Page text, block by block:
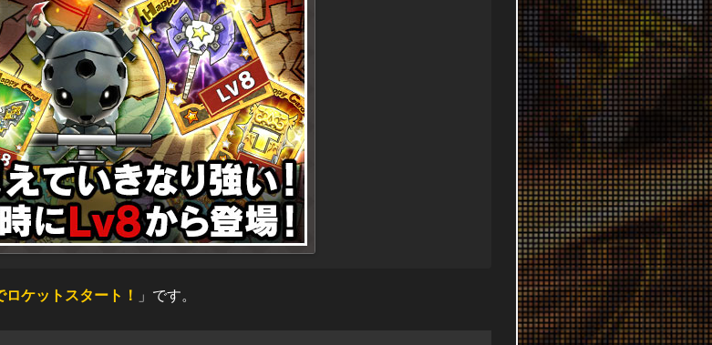
ケットスタート！ 」です。